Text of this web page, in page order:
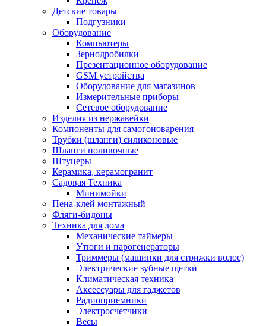
Детские товары
Подгузники
Оборудование
Компьютеры
Зернодробилки
Презентационное оборудование
GSM устройства
Оборудование для магазинов
Измерительные приборы
Сетевое оборудование
Изделия из нержавейки
Компоненты для самогоноварения
Трубки (шланги) силиконовые
Шланги поливочные
Штуцеры
Керамика, керамогранит
Садовая Техника
Минимойки
Пена-клей монтажный
Фляги-бидоны
Техника для дома
Механические таймеры
Утюги и парогенераторы
Триммеры (машинки для стрижки волос)
Электрические зубные щетки
Климатическая техника
Аксессуары для гаджетов
Радиоприемники
Электросчетчики
Весы